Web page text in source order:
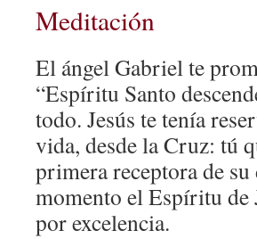
Meditación
El ángel Gabriel te
“Espíritu Santo
todo. Jesús te tenía
vida, desde la Cruz: tú
primera receptora de
momento el Espíritu de
por excelencia.